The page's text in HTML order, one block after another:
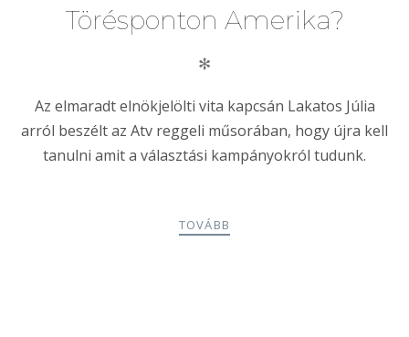
Törésponton Amerika?
✻
Az elmaradt elnökjelölti vita kapcsán Lakatos Júlia
arról beszélt az Atv reggeli műsorában, hogy újra kell
tanulni amit a választási kampányokról tudunk.
TOVÁBB